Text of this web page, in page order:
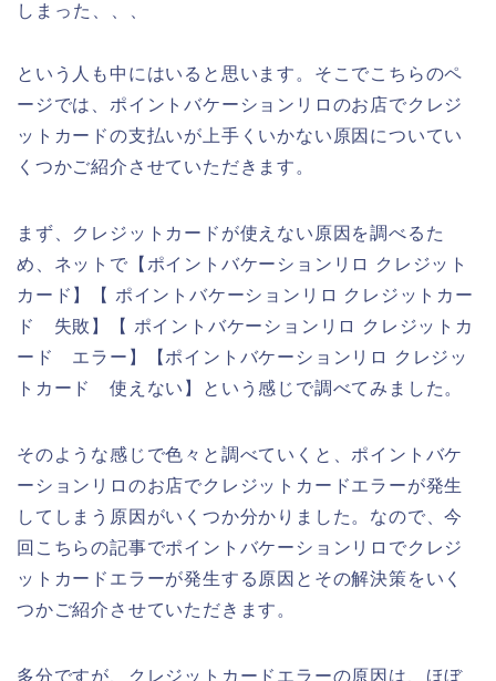
しまった、、、
という人も中にはいると思います。そこでこちらのペ
ージでは、ポイントバケーションリロのお店でクレジ
ットカードの支払いが上手くいかない原因についてい
くつかご紹介させていただきます。
まず、クレジットカードが使えない原因を調べるた
め、ネットで【ポイントバケーションリロ クレジット
カード】【 ポイントバケーションリロ クレジットカー
ド 失敗】【 ポイントバケーションリロ クレジットカ
ード エラー】【ポイントバケーションリロ クレジッ
トカード 使えない】という感じで調べてみました。
そのような感じで色々と調べていくと、ポイントバケ
ーションリロのお店でクレジットカードエラーが発生
してしまう原因がいくつか分かりました。なので、今
回こちらの記事でポイントバケーションリロでクレジ
ットカードエラーが発生する原因とその解決策をいく
つかご紹介させていただきます。
多分ですが、クレジットカードエラーの原因は、ほぼ